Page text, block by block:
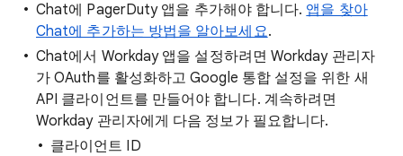
Chat에 PagerDuty 앱을 추가해야 합니다. 앱을 찾아
Chat에 추가하는 방법을 알아보세요.
Chat에서 Workday 앱을 설정하려면 Workday 관리자
가 OAuth를 활성화하고 Google 통합 설정을 위한 새
API 클라이언트를 만들어야 합니다. 계속하려면
Workday 관리자에게 다음 정보가 필요합니다.
클라이언트 ID